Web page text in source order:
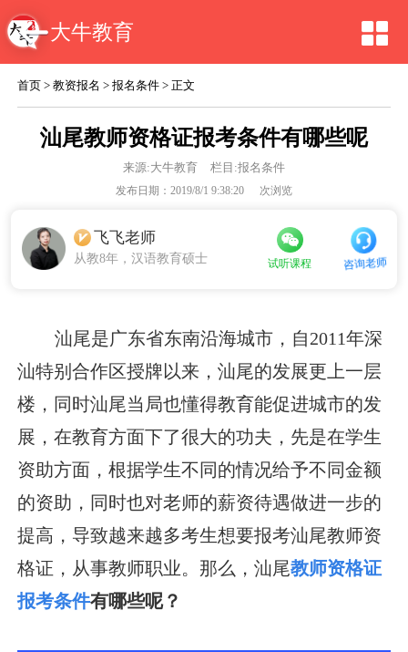
大牛教育
首页 >教资报名 >报名条件 > 正文
汕尾教师资格证报考条件有哪些呢
来源:大牛教育 栏目:报名条件
发布日期：2019/8/1 9:38:20 次浏览
飞飞老师
从教8年，汉语教育硕士 试听课程 咨询老师
汕尾是广东省东南沿海城市，自2011年深
汕特别合作区授牌以来，汕尾的发展更上一层
楼，同时汕尾当局也懂得教育能促进城市的发
展，在教育方面下了很大的功夫，先是在学生
资助方面，根据学生不同的情况给予不同金额
的资助，同时也对老师的薪资待遇做进一步的
提高，导致越来越多考生想要报考汕尾教师资
格证，从事教师职业。那么，汕尾教师资格证
报考条件有哪些呢？